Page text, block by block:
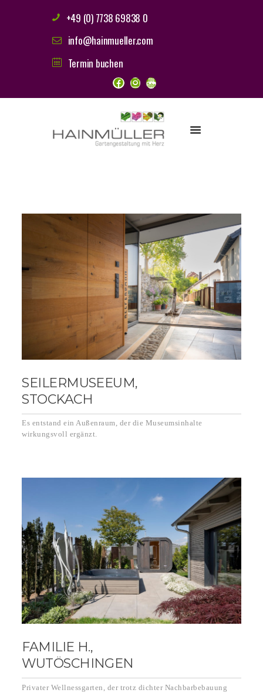
+49 (0) 7738 69838 0
info@hainmueller.com
Termin buchen
HAINMÜLLER FAMILIE
LEISTUNGEN
REFERENZEN
STELLENANGEBOTE
SEILERMUSEEUM,
STOCKACH
Es entstand ein Außenraum, der die Museumsinhalte
wirkungsvoll ergänzt.
FAMILIE H.,
WUTÖSCHINGEN
Privater Wellnessgarten, der trotz dichter Nachbarbebauung